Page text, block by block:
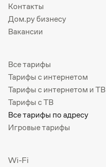
Контакты
Дом.ру бизнесу
Вакансии
Все тарифы
Тарифы с интернетом
Тарифы с интернетом и ТВ
Тарифы с ТВ
Все тарифы по адресу
Игровые тарифы
Wi-Fi